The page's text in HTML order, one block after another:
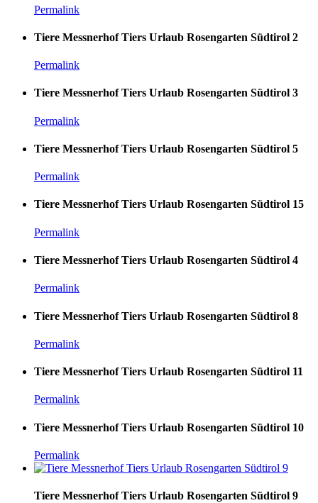
Permalink
Tiere Messnerhof Tiers Urlaub Rosengarten Südtirol 2
Permalink
Tiere Messnerhof Tiers Urlaub Rosengarten Südtirol 3
Permalink
Tiere Messnerhof Tiers Urlaub Rosengarten Südtirol 5
Permalink
Tiere Messnerhof Tiers Urlaub Rosengarten Südtirol 15
Permalink
Tiere Messnerhof Tiers Urlaub Rosengarten Südtirol 4
Permalink
Tiere Messnerhof Tiers Urlaub Rosengarten Südtirol 8
Permalink
Tiere Messnerhof Tiers Urlaub Rosengarten Südtirol 11
Permalink
Tiere Messnerhof Tiers Urlaub Rosengarten Südtirol 10
Permalink
Tiere Messnerhof Tiers Urlaub Rosengarten Südtirol 9